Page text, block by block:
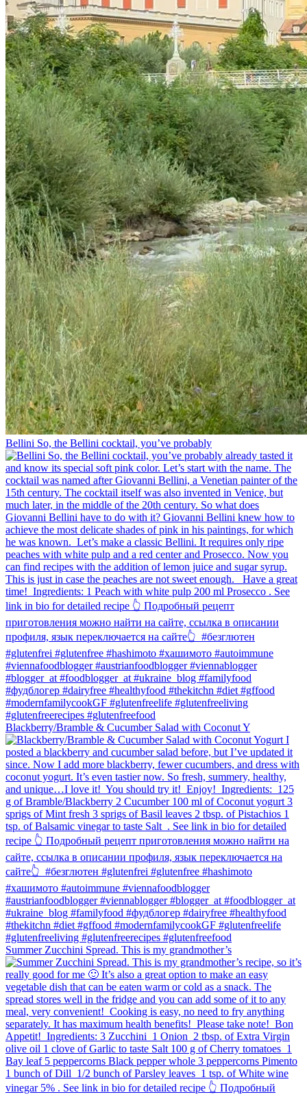
Bellini⁠ So, the Bellini cocktail, you’ve probably
Blackberry/Bramble & Cucumber Salad with Coconut Y
Summer Zucchini Spread.⁠ This is my grandmother’s